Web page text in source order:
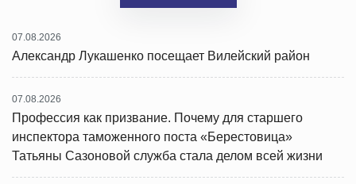
07.08.2026
Александр Лукашенко посещает Вилейский район
07.08.2026
Профессия как призвание. Почему для старшего
инспектора таможенного поста «Берестовица»
Татьяны Сазоновой служба стала делом всей жизни